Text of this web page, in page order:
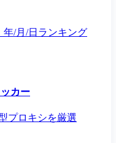
年/月/日ランキング
カー
プロキシを厳選